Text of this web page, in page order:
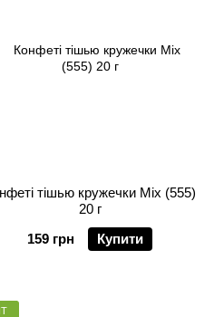
тішью кружечки Mix (555)
20 г
159 грн
Купити